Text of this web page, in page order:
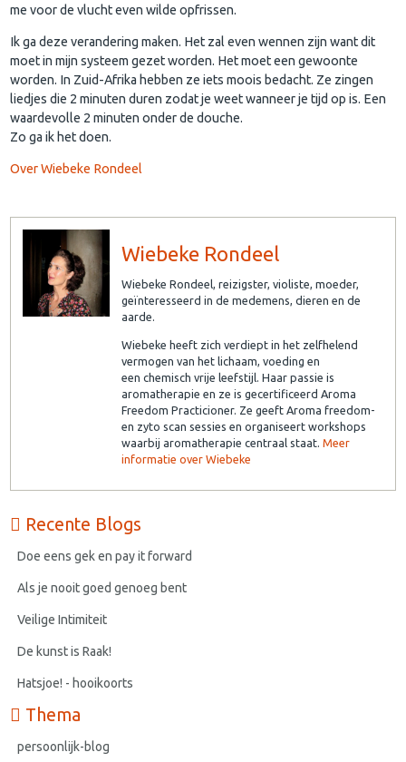
me voor de vlucht even wilde opfrissen.
Ik ga deze verandering maken. Het zal even wennen zijn want dit
moet in mijn systeem gezet worden. Het moet een gewoonte
worden. In Zuid-Afrika hebben ze iets moois bedacht. Ze zingen
liedjes die 2 minuten duren zodat je weet wanneer je tijd op is. Een
waardevolle 2 minuten onder de douche.
Zo ga ik het doen.
Over Wiebeke Rondeel
Wiebeke Rondeel
Wiebeke Rondeel, reizigster, violiste, moeder,
geïnteresseerd in de medemens, dieren en de
aarde.
Wiebeke heeft zich verdiept in het zelfhelend
vermogen van het lichaam, voeding en
een chemisch vrije leefstijl. Haar passie is
aromatherapie en ze is gecertificeerd Aroma
Freedom Practicioner. Ze geeft Aroma freedom-
en zyto scan sessies en organiseert workshops
waarbij aromatherapie centraal staat. Meer
informatie over Wiebeke
Recente Blogs
Doe eens gek en pay it forward
Als je nooit goed genoeg bent
Veilige Intimiteit
De kunst is Raak!
Hatsjoe! - hooikoorts
Thema
persoonlijk-blog